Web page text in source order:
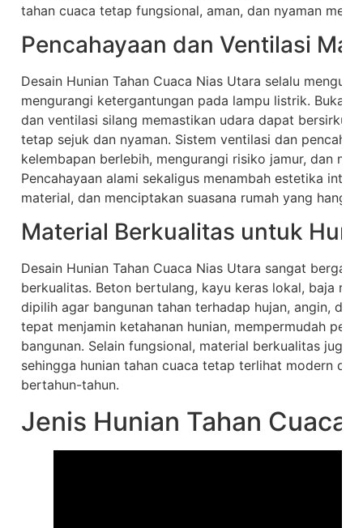
tahan cuaca tetap fungsional, aman, dan nyaman
Pencahayaan dan Ventilasi
Desain Hunian Tahan Cuaca Nias Utara selalu
mengurangi ketergantungan pada lampu listrik.
dan ventilasi silang memastikan udara dapat
tetap sejuk dan nyaman. Sistem ventilasi dan
kelembapan berlebih, mengurangi risiko jamur, dan
Pencahayaan alami sekaligus menambah estetika
material, dan menciptakan suasana rumah yang
Material Berkualitas untuk
Desain Hunian Tahan Cuaca Nias Utara sangat
berkualitas. Beton bertulang, kayu keras lokal, baja
dipilih agar bangunan tahan terhadap hujan, angin,
tepat menjamin ketahanan hunian, mempermudah
bangunan. Selain fungsional, material berkualitas juga
sehingga hunian tahan cuaca tetap terlihat modern
bertahun-tahun.
Jenis Hunian Tahan Cuaca